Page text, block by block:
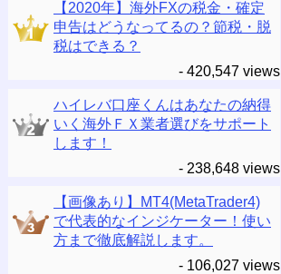
【2020年】海外FXの税金・確定
申告はどうなってるの？節税・脱
税はできる？
- 420,547 views
ハイレバ口座くんはあなたの納得
いく海外ＦＸ業者選びをサポート
します！
- 238,648 views
【画像あり】MT4(MetaTrader4)
で代表的なインジケーター！使い
方まで徹底解説します。
- 106,027 views